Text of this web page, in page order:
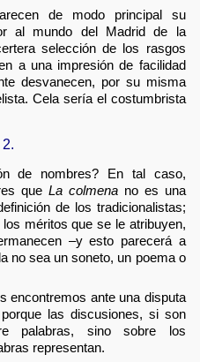
de modo principal su
al mundo del Madrid de la
selección de los rasgos
a una impresión de facilidad
desvanecen, por su misma
Cela sería el costumbrista
2.
de nombres? En tal caso,
que La colmenano es una
de los tradicionalistas;
méritos que se le atribuyen,
–y esto parecerá a
no sea un soneto, un poema o
encontremos ante una disputa
las discusiones, si son
palabras, sino sobre los
representan.